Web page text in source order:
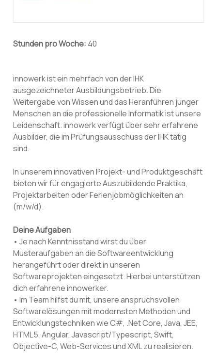
Stunden pro Woche: 40
innowerk ist ein mehrfach von der IHK
ausgezeichneter Ausbildungsbetrieb. Die
Weitergabe von Wissen und das Heranführen junger
Menschen an die professionelle Informatik ist unsere
Leidenschaft. innowerk verfügt über sehr erfahrene
Ausbilder, die im Prüfungsausschuss der IHK tätig
sind.
In unserem innovativen Projekt- und Produktgeschäft
bieten wir für engagierte Auszubildende Praktika,
Projektarbeiten oder Ferienjobmöglichkeiten an
(m/w/d).
Deine Aufgaben
• Je nach Kenntnisstand wirst du über
Musteraufgaben an die Softwareentwicklung
herangeführt oder direkt in unseren
Softwareprojekten eingesetzt. Hierbei unterstützen
dich erfahrene innowerker.
• Im Team hilfst du mit, unsere anspruchsvollen
Softwarelösungen mit modernsten Methoden und
Entwicklungstechniken wie C#, .Net Core, Java, JEE,
HTML5, Angular, Javascript/Typescript, Swift,
Objective-C, Web-Services und XML zu realisieren.